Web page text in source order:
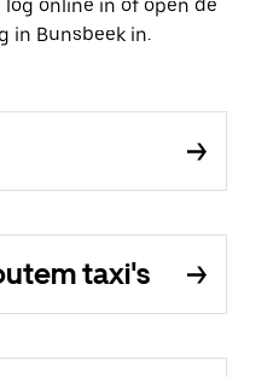
online in of open de
in Bunsbeek in.
taxi's